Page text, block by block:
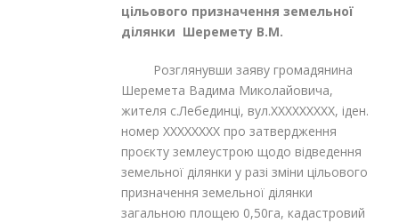
цільового призначення земельної
ділянки Шеремету В.М.
Розглянувши заяву громадянина
Шеремета Вадима Миколайовича,
жителя с.Лебединці, вул.XXXXXXXXX, іден.
номер XXXXXXXX про затвердження
проєкту землеустрою щодо відведення
земельної ділянки у разі зміни цільового
призначення земельної ділянки
загальною площею 0,50га, кадастровий